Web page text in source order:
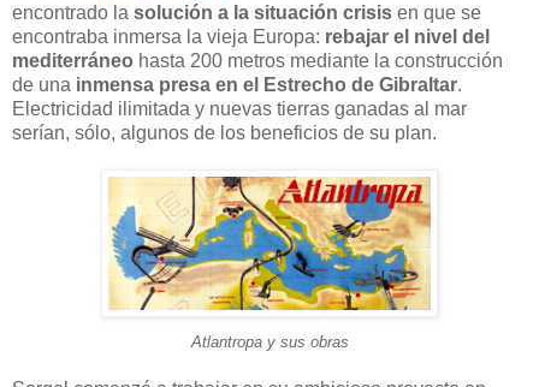
encontrado la solución a la situación crisis en que se
encontraba inmersa la vieja Europa: rebajar el nivel del
mediterráneo hasta 200 metros mediante la construcción
de una inmensa presa en el Estrecho de Gibraltar.
Electricidad ilimitada y nuevas tierras ganadas al mar
serían, sólo, algunos de los beneficios de su plan.
Atlantropa y sus obras